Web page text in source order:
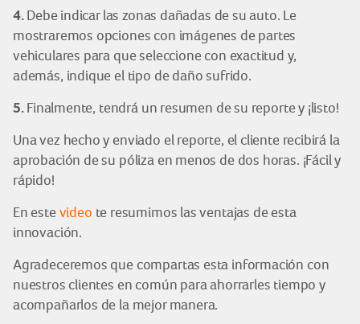
4.Debe indicar las zonas dañadas de su auto. Le
mostraremos opciones con imágenes de partes
vehiculares para que seleccione con exactitud y,
además, indique el tipo de daño sufrido.
5.Finalmente, tendrá un resumen de su reporte y ¡listo!
Una vez hecho y enviado el reporte, el cliente recibirá la
aprobación de su póliza en menos de dos horas. ¡Fácil y
rápido!
En este video te resumimos las ventajas de esta
innovación.
Agradeceremos que compartas esta información con
nuestros clientes en común para ahorrarles tiempo y
acompañarlos de la mejor manera.